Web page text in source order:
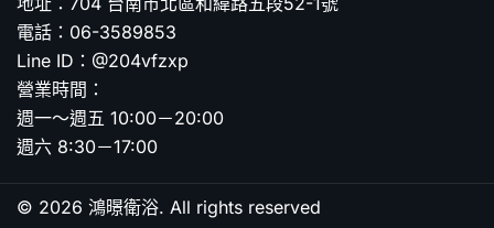
電話：06-3589853
Line ID：@204vfzxp
營業時間：
週一～週五 10:00－20:00
週六 8:30－17:00
© 2026 鴻暻衛浴. All rights reserved